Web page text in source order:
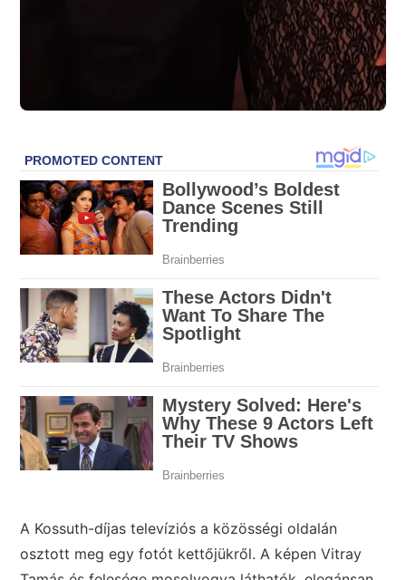
A Kossuth-díjas televíziós a közösségi oldalán
osztott meg egy fotót kettőjükről. A képen Vitray